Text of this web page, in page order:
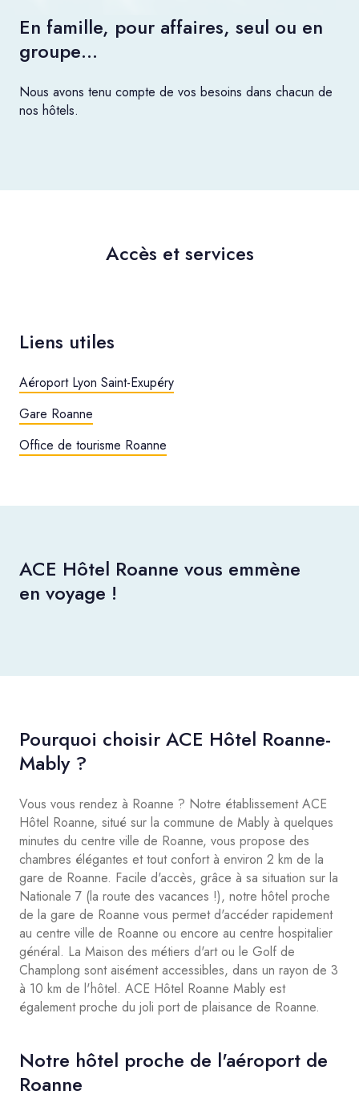
En famille, pour affaires, seul ou en
groupe…
Nous avons tenu compte de vos besoins dans chacun de
nos hôtels.
Accès et services
Liens utiles
Aéroport Lyon Saint-Exupéry
Gare Roanne
Office de tourisme Roanne
ACE Hôtel Roanne vous emmène
en voyage !
Pourquoi choisir ACE Hôtel Roanne-
Mably ?
Vous vous rendez à Roanne ? Notre établissement ACE
Hôtel Roanne, situé sur la commune de Mably à quelques
minutes du centre ville de Roanne, vous propose des
chambres élégantes et tout confort à environ 2 km de la
gare de Roanne. Facile d'accès, grâce à sa situation sur la
Nationale 7 (la route des vacances !), notre hôtel proche
de la gare de Roanne vous permet d'accéder rapidement
au centre ville de Roanne ou encore au centre hospitalier
général. La Maison des métiers d'art ou le Golf de
Champlong sont aisément accessibles, dans un rayon de 3
à 10 km de l'hôtel. ACE Hôtel Roanne Mably est
également proche du joli port de plaisance de Roanne.
Notre hôtel proche de l'aéroport de
Roanne